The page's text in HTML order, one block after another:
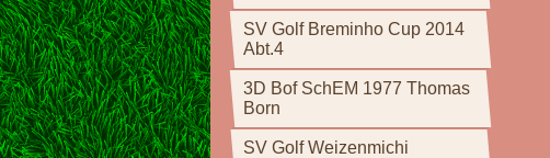
SV Golf Breminho Cup 2014
Abt.4
3D Bof SchEM 1977 Thomas
Born
SV Golf Weizenmichi